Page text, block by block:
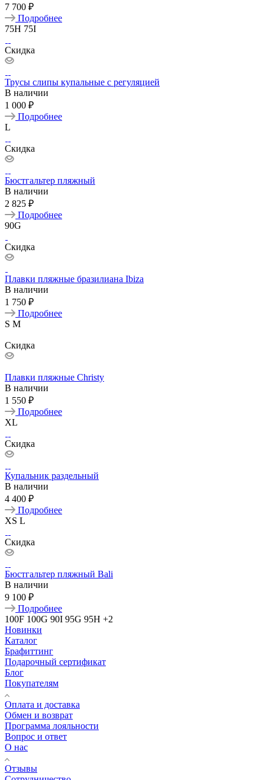
7 700 ₽
Подробнее
75H 75I
Скидка
Трусы слипы купальные с регуляцией
В наличии
1 000 ₽
Подробнее
L
Скидка
Бюстгальтер пляжный
В наличии
2 825 ₽
Подробнее
90G
Скидка
Плавки пляжные бразилиана Ibiza
В наличии
1 750 ₽
Подробнее
S M
Скидка
Плавки пляжные Christy
В наличии
1 550 ₽
Подробнее
XL
Скидка
Купальник раздельный
В наличии
4 400 ₽
Подробнее
XS L
Скидка
Бюстгальтер пляжный Bali
В наличии
9 100 ₽
Подробнее
100F 100G 90I 95G 95H +2
Новинки
Каталог
Брафиттинг
Подарочный сертификат
Блог
Покупателям
Оплата и доставка
Обмен и возврат
Программа лояльности
Вопрос и ответ
О нас
Отзывы